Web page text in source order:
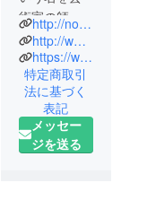
術家の師匠
からもら
う。
" 自分自身 "
と " 信長 " と
しての表現
を模索しな
がら全国放
http://nobunaga21.sakura.ne.jp/
http://www.monohouse.org/yamanami/
https://www.youtube.com/channel/UCxamOiiAPrpWRE3iQmATemg
特定商取引
法に基づく
表記
メッセー
ジを送る